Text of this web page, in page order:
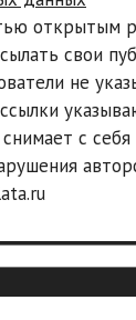
открытым
свои
не
с